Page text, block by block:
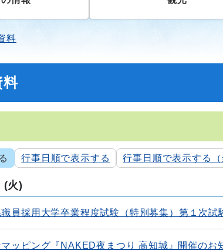
料
料
行事日順で表示する 行事日順で表示する（
(火)
員採用大学卒業程度試験（特別募集）第１次試
ッピング『NAKED夜まつり 高知城』開催のお